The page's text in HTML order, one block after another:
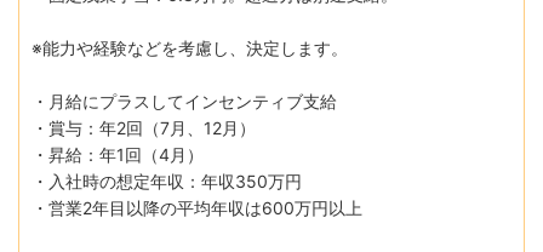
※能力や経験などを考慮し、決定します。
・月給にプラスしてインセンティブ支給
・賞与：年2回（7月、12月）
・昇給：年1回（4月）
・入社時の想定年収：年収350万円
・営業2年目以降の平均年収は600万円以上